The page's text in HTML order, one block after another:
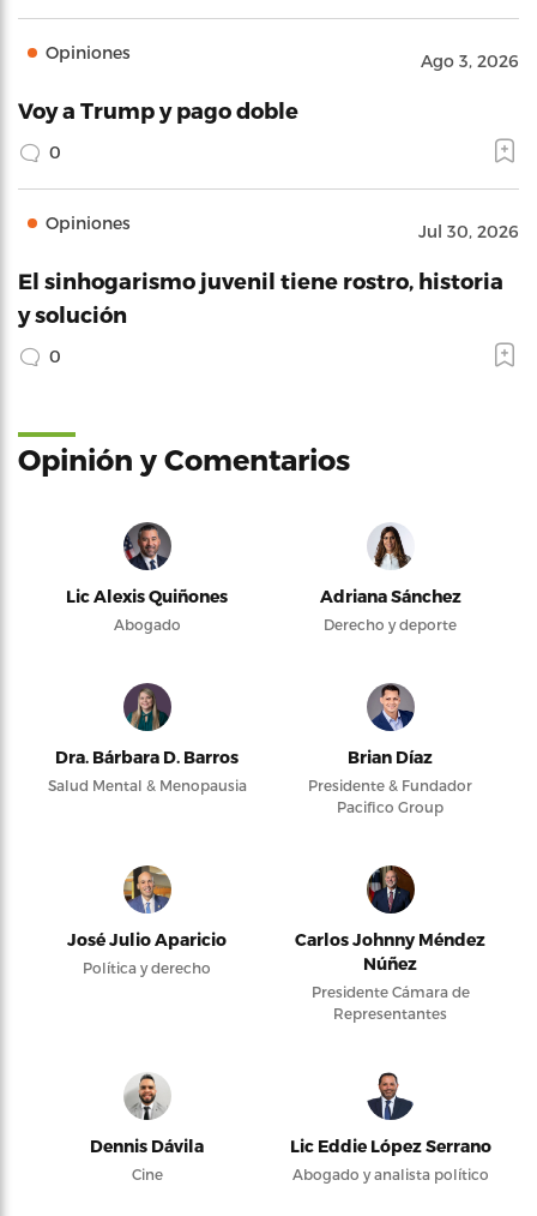
Opiniones Ago 3, 2026
Voy a Trump y pago doble
0
Opiniones Jul 30, 2026
El sinhogarismo juvenil tiene rostro, historia
y solución
0
Opinión y Comentarios
Lic Alexis Quiñones
Abogado
Adriana Sánchez
Derecho y deporte
Dra. Bárbara D. Barros
Salud Mental & Menopausia
Brian Díaz
Presidente & Fundador
Pacifico Group
José Julio Aparicio
Política y derecho
Carlos Johnny Méndez
Núñez
Presidente Cámara de
Representantes
Dennis Dávila
Cine
Lic Eddie López Serrano
Abogado y analista político